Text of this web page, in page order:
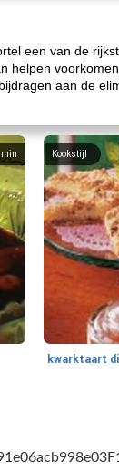
een van de
helpen
aan de
min Kookstijl
kwarktaart